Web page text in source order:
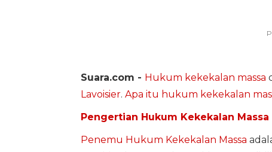
Suara.com - Hukum kekekalan massa
Lavoisier. Apa itu hukum kekekalan
Pengertian Hukum Kekekalan Massa
Penemu Hukum Kekekalan Massa